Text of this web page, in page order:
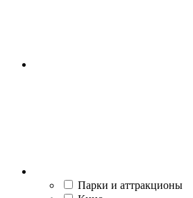
Парки и аттракционы